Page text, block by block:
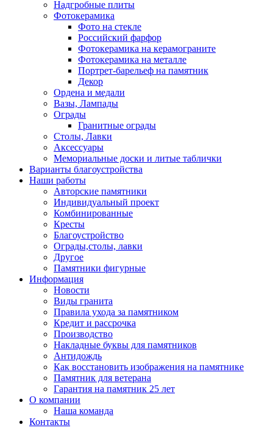
Надгробные плиты
Фотокерамика
Фото на стекле
Российский фарфор
Фотокерамика на керамограните
Фотокерамика на металле
Портрет-барельеф на памятник
Декор
Ордена и медали
Вазы, Лампады
Ограды
Гранитные ограды
Столы, Лавки
Аксессуары
Мемориальные доски и литые таблички
Варианты благоустройства
Наши работы
Авторские памятники
Индивидуальный проект
Комбинированные
Кресты
Благоустройство
Ограды,столы, лавки
Другое
Памятники фигурные
Информация
Новости
Виды гранита
Правила ухода за памятником
Кредит и рассрочка
Производство
Накладные буквы для памятников
Антидождь
Как восстановить изображения на памятнике
Памятник для ветерана
Гарантия на памятник 25 лет
О компании
Наша команда
Контакты